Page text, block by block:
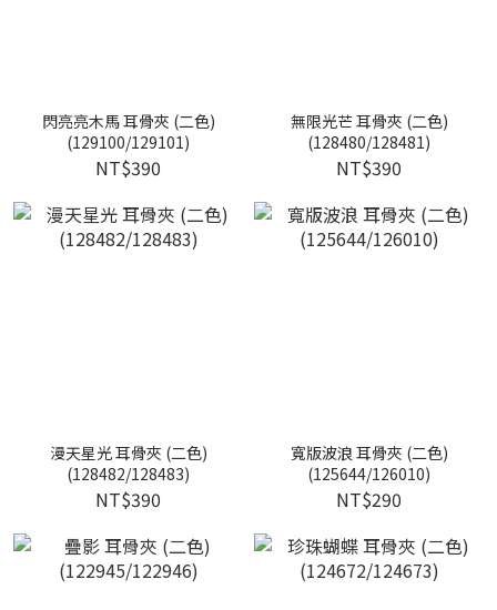
閃亮亮木馬 耳骨夾 (二色)
(129100/129101)
NT$390
無限光芒 耳骨夾 (二色)
(128480/128481)
NT$390
漫天星光 耳骨夾 (二色)
(128482/128483)
NT$390
寬版波浪 耳骨夾 (二色)
(125644/126010)
NT$290